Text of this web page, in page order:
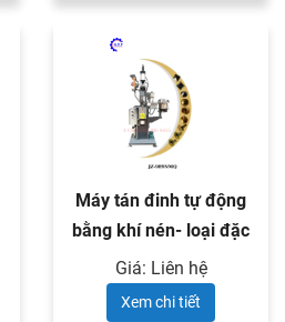
Máy tán đinh tự động
bằng khí nén- loại đặc
...
Giá: Liên hệ
Xem chi tiết